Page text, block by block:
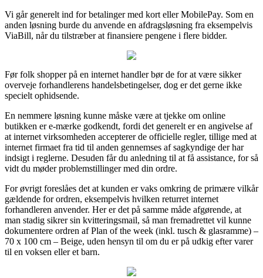
Vi går generelt ind for betalinger med kort eller MobilePay. Som en
anden løsning burde du anvende en afdragsløsning fra eksempelvis
ViaBill, når du tilstræber at finansiere pengene i flere bidder.
Før folk shopper på en internet handler bør de for at være sikker
overveje forhandlerens handelsbetingelser, dog er det gerne ikke
specielt ophidsende.
En nemmere løsning kunne måske være at tjekke om online
butikken er e-mærke godkendt, fordi det generelt er en angivelse af
at internet virksomheden accepterer de officielle regler, tillige med at
internet firmaet fra tid til anden gennemses af sagkyndige der har
indsigt i reglerne. Desuden får du anledning til at få assistance, for så
vidt du møder problemstillinger med din ordre.
For øvrigt foreslåes det at kunden er vaks omkring de primære vilkår
gældende for ordren, eksempelvis hvilken returret internet
forhandleren anvender. Her er det på samme måde afgørende, at
man stadig sikrer sin kvitteringsmail, så man fremadrettet vil kunne
dokumentere ordren af Plan of the week (inkl. tusch & glasramme) –
70 x 100 cm – Beige, uden hensyn til om du er på udkig efter varer
til en voksen eller et barn.